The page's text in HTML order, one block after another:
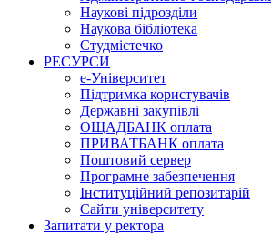
Наукові підрозділи
Наукова бібліотека
Студмістечко
РЕСУРСИ
е-Університет
Підтримка користувачів
Державні закупівлі
ОЩАДБАНК оплата
ПРИВАТБАНК оплата
Поштовий сервер
Програмне забезпечення
Інституційний репозитарій
Сайти університету
Запитати у ректора